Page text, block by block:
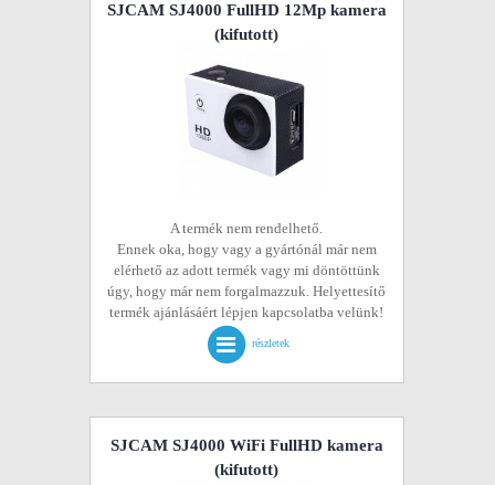
SJCAM SJ4000 FullHD 12Mp kamera
(kifutott)
A termék nem rendelhető.
Ennek oka, hogy vagy a gyártónál már nem
elérhető az adott termék vagy mi döntöttünk
úgy, hogy már nem forgalmazzuk. Helyettesítő
termék ajánlásáért lépjen kapcsolatba velünk!
részletek
SJCAM SJ4000 WiFi FullHD kamera
(kifutott)